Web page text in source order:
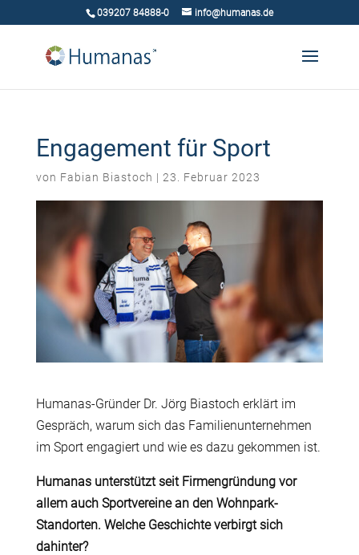
039207 84888-0 info@humanas.de
Engagement für Sport
von Fabian Biastoch | 23. Februar 2023
Humanas-Gründer Dr. Jörg Biastoch erklärt im
Gespräch, warum sich das Familienunternehmen
im Sport engagiert und wie es dazu gekommen ist.
Humanas unterstützt seit Firmengründung vor
allem auch Sportvereine an den Wohnpark-
Standorten. Welche Geschichte verbirgt sich
dahinter?